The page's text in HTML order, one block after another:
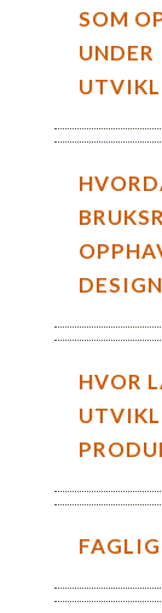
SOM
UNDER
HVOR